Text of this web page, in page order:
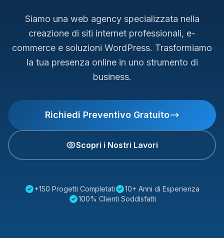
Siamo una web agency specializzata nella
creazione di siti internet professionali, e-
commerce e soluzioni WordPress. Trasformiamo
la tua presenza online in uno strumento di
business.
Richiedi Preventivo Gratuito
Scopri i Nostri Lavori
+150 Progetti Completati
10+ Anni di Esperienza
100% Clienti Soddisfatti